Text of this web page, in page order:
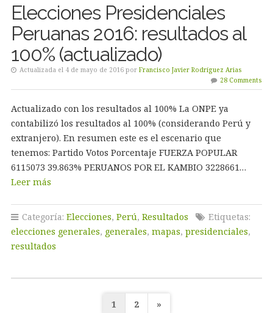
Elecciones Presidenciales
Peruanas 2016: resultados al
100% (actualizado)
Actualizada el 4 de mayo de 2016 por Francisco Javier Rodríguez Arias
28 Comments
Actualizado con los resultados al 100% La ONPE ya
contabilizó los resultados al 100% (considerando Perú y
extranjero). En resumen este es el escenario que
tenemos: Partido Votos Porcentaje FUERZA POPULAR
6115073 39.863% PERUANOS POR EL KAMBIO 3228661…
Leer más
Categoría: Elecciones, Perú, Resultados
Etiquetas:
elecciones generales, generales, mapas, presidenciales,
resultados
Paginación
1 2 »